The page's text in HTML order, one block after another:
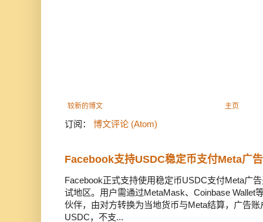
较新的博文 主页
订阅： 博文评论 (Atom)
Facebook支持USDC稳定币支付Meta广
Facebook正式支持使用稳定币USDC支付Meta广
试地区。用户需通过MetaMask、Coinbase Wallet
伙伴，由对方转换为当地货币与Meta结算，广告
USDC，不支...